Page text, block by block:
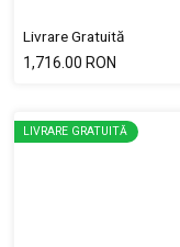
Livrare Gratuită
1,716.00 RON
LIVRARE GRATUITĂ